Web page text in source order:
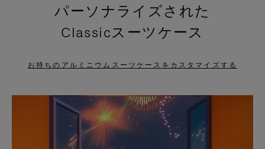
PRESS
PAUSE
PRESS
TO
UNMUTE
パーソナライズされた
Classicスーツケース
お持ちのアルミニウムスーツケースをカスタマイズする